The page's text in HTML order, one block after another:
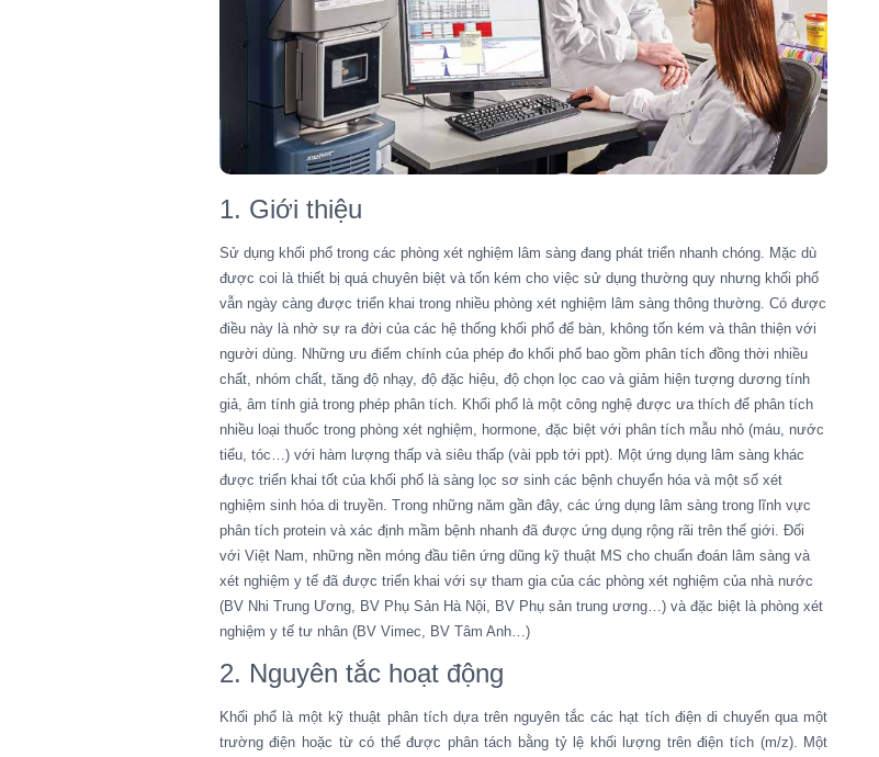
1. Giới thiệu
Sử dụng khối phổ trong các phòng xét nghiệm lâm sàng đang phát triển nhanh chóng. Mặc dù
được coi là thiết bị quá chuyên biệt và tốn kém cho việc sử dụng thường quy nhưng khối phổ
vẫn ngày càng được triển khai trong nhiều phòng xét nghiệm lâm sàng thông thường. Có được
điều này là nhờ sự ra đời của các hệ thống khối phổ để bàn, không tốn kém và thân thiện với
người dùng. Những ưu điểm chính của phép đo khối phổ bao gồm phân tích đồng thời nhiều
chất, nhóm chất, tăng độ nhạy, độ đặc hiệu, độ chọn lọc cao và giảm hiện tượng dương tính
giả, âm tính giả trong phép phân tích. Khối phổ là một công nghệ được ưa thích để phân tích
nhiều loại thuốc trong phòng xét nghiệm, hormone, đặc biệt với phân tích mẫu nhỏ (máu, nước
tiểu, tóc…) với hàm lượng thấp và siêu thấp (vài ppb tới ppt). Một ứng dụng lâm sàng khác
được triển khai tốt của khối phổ là sàng lọc sơ sinh các bệnh chuyển hóa và một số xét
nghiệm sinh hóa di truyền. Trong những năm gần đây, các ứng dụng lâm sàng trong lĩnh vực
phân tích protein và xác định mầm bệnh nhanh đã được ứng dụng rộng rãi trên thế giới. Đối
với Việt Nam, những nền móng đầu tiên ứng dũng kỹ thuật MS cho chuẩn đoán lâm sàng và
xét nghiệm y tế đã được triển khai với sự tham gia của các phòng xét nghiệm của nhà nước
(BV Nhi Trung Ương, BV Phụ Sản Hà Nội, BV Phụ sản trung ương…) và đặc biệt là phòng xét
nghiệm y tế tư nhân (BV Vimec, BV Tâm Anh…)
2. Nguyên tắc hoạt động
Khối phổ là một kỹ thuật phân tích dựa trên nguyên tắc các hạt tích điện di chuyển qua một
trường điện hoặc từ có thể được phân tách bằng tỷ lệ khối lượng trên điện tích (m/z). Một